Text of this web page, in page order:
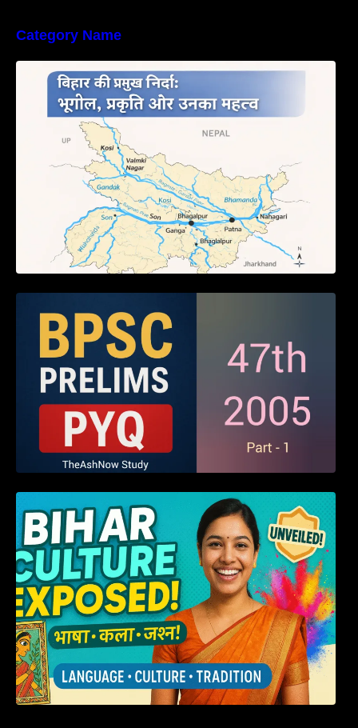
Category Name
बिहार की नदियों का विस्तृत अध्ययन | Geography of
Rivers in Bihar
Answers (Part – 01)
हम बिहारवासी: भाषाओं व संस्कृतियों की धरोहर “हमारा
बिहार”